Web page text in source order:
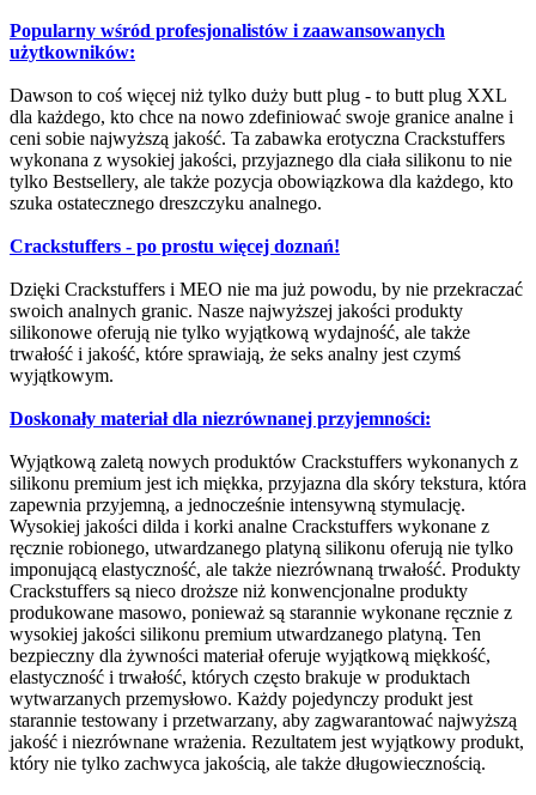
Popularny wśród profesjonalistów i zaawansowanych
użytkowników:
Dawson to coś więcej niż tylko duży butt plug - to butt plug XXL
dla każdego, kto chce na nowo zdefiniować swoje granice analne i
ceni sobie najwyższą jakość. Ta zabawka erotyczna Crackstuffers
wykonana z wysokiej jakości, przyjaznego dla ciała silikonu to nie
tylko Bestsellery, ale także pozycja obowiązkowa dla każdego, kto
szuka ostatecznego dreszczyku analnego.
Crackstuffers - po prostu więcej doznań!
Dzięki Crackstuffers i MEO nie ma już powodu, by nie przekraczać
swoich analnych granic. Nasze najwyższej jakości produkty
silikonowe oferują nie tylko wyjątkową wydajność, ale także
trwałość i jakość, które sprawiają, że seks analny jest czymś
wyjątkowym.
Doskonały materiał dla niezrównanej przyjemności:
Wyjątkową zaletą nowych produktów Crackstuffers wykonanych z
silikonu premium jest ich miękka, przyjazna dla skóry tekstura, która
zapewnia przyjemną, a jednocześnie intensywną stymulację.
Wysokiej jakości dilda i korki analne Crackstuffers wykonane z
ręcznie robionego, utwardzanego platyną silikonu oferują nie tylko
imponującą elastyczność, ale także niezrównaną trwałość. Produkty
Crackstuffers są nieco droższe niż konwencjonalne produkty
produkowane masowo, ponieważ są starannie wykonane ręcznie z
wysokiej jakości silikonu premium utwardzanego platyną. Ten
bezpieczny dla żywności materiał oferuje wyjątkową miękkość,
elastyczność i trwałość, których często brakuje w produktach
wytwarzanych przemysłowo. Każdy pojedynczy produkt jest
starannie testowany i przetwarzany, aby zagwarantować najwyższą
jakość i niezrównane wrażenia. Rezultatem jest wyjątkowy produkt,
który nie tylko zachwyca jakością, ale także długowiecznością.